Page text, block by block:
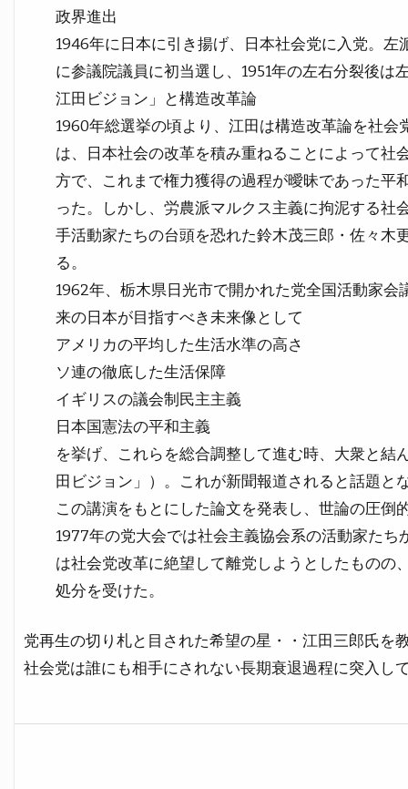
政界進出
1946年に日本に引き揚げ、日本社会党に入党。左
に参議院議員に初当選し、1951年の左右分裂後は
江田ビジョン」と構造改革論
1960年総選挙の頃より、江田は構造改革論を社
は、日本社会の改革を積み重ねることによって社
方で、これまで権力獲得の過程が曖昧であった平
った。しかし、労農派マルクス主義に拘泥する社
手活動家たちの台頭を恐れた鈴木茂三郎・佐々木
る。
1962年、栃木県日光市で開かれた党全国活動家
来の日本が目指すべき未来像として
アメリカの平均した生活水準の高さ
ソ連の徹底した生活保障
イギリスの議会制民主主義
日本国憲法の平和主義
を挙げ、これらを総合調整して進む時、大衆と結
田ビジョン」）。これが新聞報道されると話題と
この講演をもとにした論文を発表し、世論の圧倒
1977年の党大会では社会主義協会系の活動家た
は社会党改革に絶望して離党しようとしたものの
処分を受けた。
党再生の切り札と目された希望の星・・江田三郎氏を
社会党は誰にも相手にされない長期衰退過程に突入し